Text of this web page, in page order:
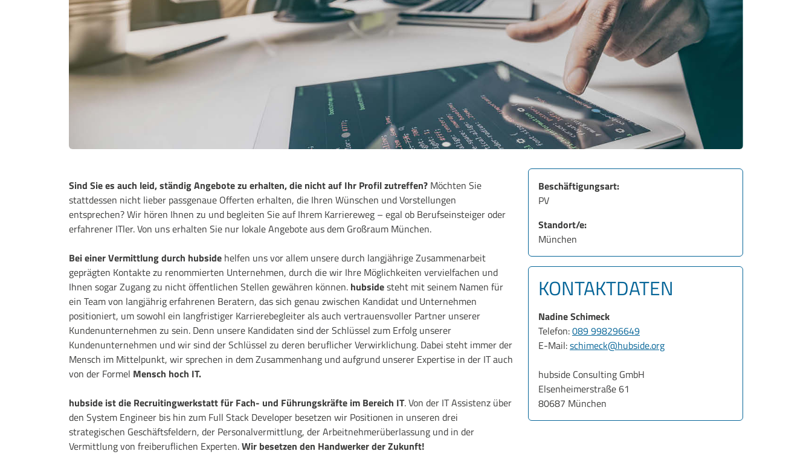
Sind Sie es auch leid, ständig Angebote zu erhalten, die nicht auf Ihr Profil zutreffen? Möchten Sie
stattdessen nicht lieber passgenaue Offerten erhalten, die Ihren Wünschen und Vorstellungen
entsprechen? Wir hören Ihnen zu und begleiten Sie auf Ihrem Karriereweg – egal ob Berufseinsteiger oder
erfahrener ITler. Von uns erhalten Sie nur lokale Angebote aus dem Großraum München.
Bei einer Vermittlung durch hubside helfen uns vor allem unsere durch langjährige Zusammenarbeit
geprägten Kontakte zu renommierten Unternehmen, durch die wir Ihre Möglichkeiten vervielfachen und
Ihnen sogar Zugang zu nicht öffentlichen Stellen gewähren können. hubsidesteht mit seinem Namen für
ein Team von langjährig erfahrenen Beratern, das sich genau zwischen Kandidat und Unternehmen
positioniert, um sowohl ein langfristiger Karrierebegleiter als auch vertrauensvoller Partner unserer
Kundenunternehmen zu sein. Denn unsere Kandidaten sind der Schlüssel zum Erfolg unserer
Kundenunternehmen und wir sind der Schlüssel zu deren beruflicher Verwirklichung. Dabei steht immer der
Mensch im Mittelpunkt, wir sprechen in dem Zusammenhang und aufgrund unserer Expertise in der IT auch
von der Formel Mensch hoch IT.
hubside ist die Recruitingwerkstatt für Fach- und Führungskräfte im Bereich IT. Von der IT Assistenz über
den System Engineer bis hin zum Full Stack Developer besetzen wir Positionen in unseren drei
strategischen Geschäftsfeldern, der Personalvermittlung, der Arbeitnehmerüberlassung und in der
Vermittlung von freiberuflichen Experten.Wir besetzen den Handwerker der Zukunft!
Beschäftigungsart:
PV
Standort/e:
München
KONTAKTDATEN
Nadine Schimeck
Telefon:089 998296649
E-Mail:schimeck@hubside.org
hubside Consulting GmbH
Elsenheimerstraße 61
80687 München